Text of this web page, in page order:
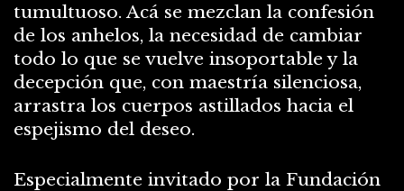
tumultuoso. Acá se mezclan la confesión
de los anhelos, la necesidad de cambiar
todo lo que se vuelve insoportable y la
decepción que, con maestría silenciosa,
arrastra los cuerpos astillados hacia el
espejismo del deseo.
Especialmente invitado por la Fundación